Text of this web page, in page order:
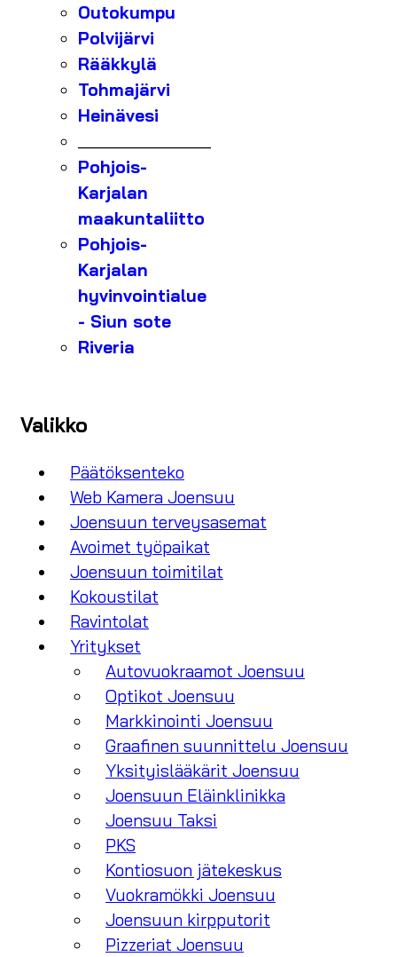
Outokumpu
Polvijärvi
Rääkkylä
Tohmajärvi
Heinävesi
Pohjois-
Karjalan
maakuntaliitto
Pohjois-
Karjalan
hyvinvointialue
- Siun sote
Riveria
Valikko
Päätöksenteko
Web Kamera Joensuu
Joensuun terveysasemat
Avoimet työpaikat
Joensuun toimitilat
Kokoustilat
Ravintolat
Yritykset
Autovuokraamot Joensuu
Optikot Joensuu
Markkinointi Joensuu
Graafinen suunnittelu Joensuu
Yksityislääkärit Joensuu
Joensuun Eläinklinikka
Joensuu Taksi
PKS
Kontiosuon jätekeskus
Vuokramökki Joensuu
Joensuun kirpputorit
Pizzeriat Joensuu